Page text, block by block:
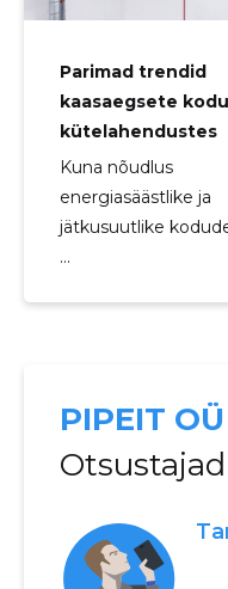
Parimad trendid
kaasaegsete
kütelahendustes
Kuna nõudlus
energiasäästlike ja
jätkusuutlike
...
PIPEIT OÜ
Otsustajad